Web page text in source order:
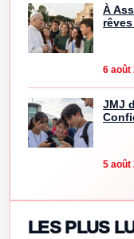
À
6 août
JMJ
5 août
LES PLUS